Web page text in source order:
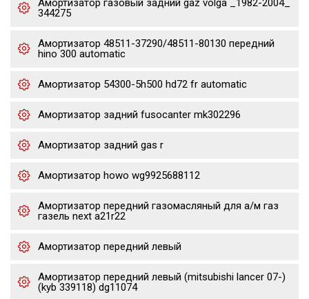
Амортизатор газовый задний gaz volga _1982-2004_
344275
Амортизатор 48511-37290/48511-80130 передний
hino 300 automatic
Амортизатор 54300-5h500 hd72 fr automatic
Амортизатор задний fusocanter mk302296
Амортизатор задний gas r
Амортизатор howo wg9925688112
Амортизатор передний газомасляный для а/м газ
газель next a21r22
Амортизатор передний левый
Амортизатор передний левый (mitsubishi lancer 07-)
(kyb 339118) dg11074